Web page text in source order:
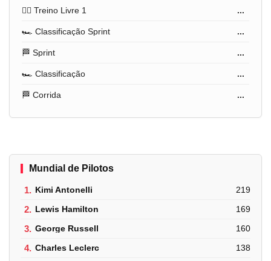
🏋️‍♂️ Treino Livre 1
...
🏎️ Classificação Sprint ...
🏁 Sprint ...
🏎️ Classificação ...
🏁 Corrida ...
Mundial de Pilotos
1. Kimi Antonelli 219
2. Lewis Hamilton 169
3. George Russell 160
4. Charles Leclerc 138